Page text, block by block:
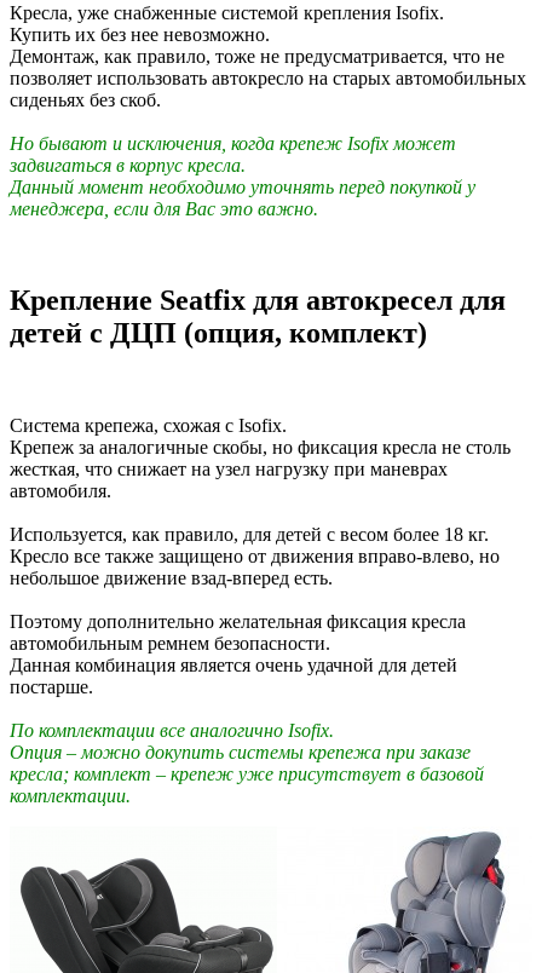
Кресла, уже снабженные системой крепления Isofix.
Купить их без нее невозможно.
Демонтаж, как правило, тоже не предусматривается, что не
позволяет использовать автокресло на старых автомобильных
сиденьях без скоб.
Но бывают и исключения, когда крепеж Isofix может
задвигаться в корпус кресла.
Данный момент необходимо уточнять перед покупкой у
менеджера, если для Вас это важно.
Крепление Seatfix для автокресел для
детей с ДЦП (опция, комплект)
Система крепежа, схожая с Isofix.
Крепеж за аналогичные скобы, но фиксация кресла не столь
жесткая, что снижает на узел нагрузку при маневрах
автомобиля.
Используется, как правило, для детей с весом более 18 кг.
Кресло все также защищено от движения вправо-влево, но
небольшое движение взад-вперед есть.
Поэтому дополнительно желательная фиксация кресла
автомобильным ремнем безопасности.
Данная комбинация является очень удачной для детей
постарше.
По комплектации все аналогично Isofix.
Опция – можно докупить системы крепежа при заказе
кресла; комплект – крепеж уже присутствует в базовой
комплектации.